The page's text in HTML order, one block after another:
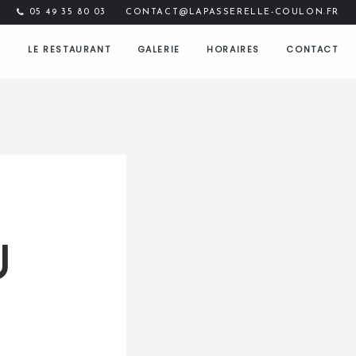
05 49 35 80 03 CONTACT@LAPASSERELLE-COULON.FR
LE RESTAURANT GALERIE HORAIRES CONTACT